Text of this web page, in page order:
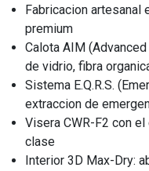
Fabricacion artesanal
premium
Calota AIM
de vidrio, fibra
Sistema E.Q.R.S.
extraccion de
Visera CWR-F2 con
clase
Interior 3D Max-Dry: